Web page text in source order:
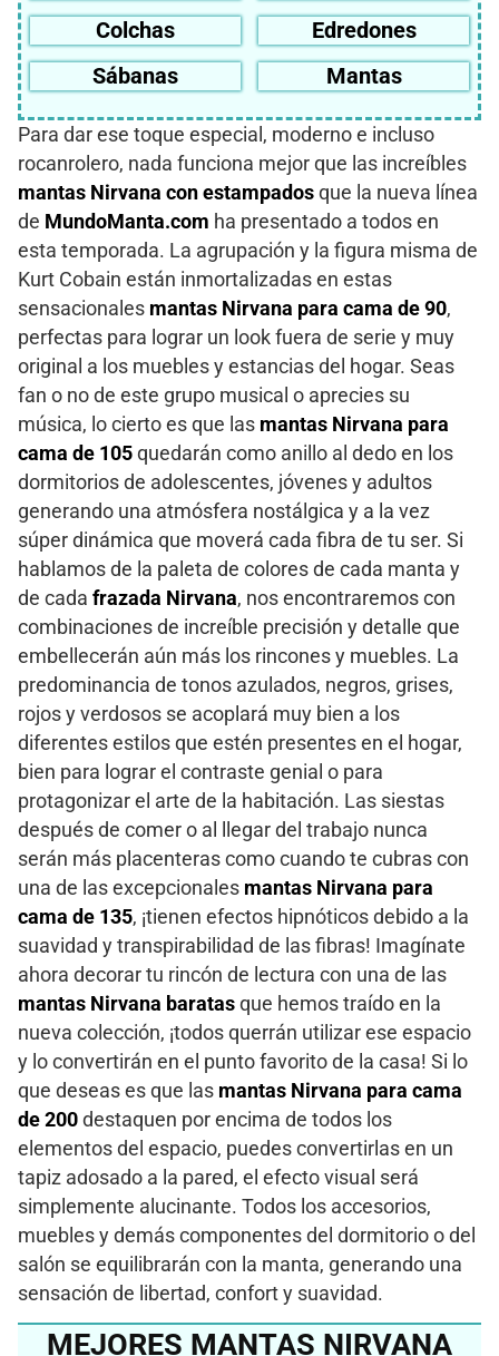
Colchas
Edredones
Sábanas
Mantas
Para dar ese toque especial, moderno e incluso
rocanrolero, nada funciona mejor que las increíbles
mantas Nirvana con estampados que la nueva línea
de MundoManta.com ha presentado a todos en
esta temporada. La agrupación y la figura misma de
Kurt Cobain están inmortalizadas en estas
sensacionales mantas Nirvana para cama de 90,
perfectas para lograr un look fuera de serie y muy
original a los muebles y estancias del hogar. Seas
fan o no de este grupo musical o aprecies su
música, lo cierto es que las mantas Nirvana para
cama de 105 quedarán como anillo al dedo en los
dormitorios de adolescentes, jóvenes y adultos
generando una atmósfera nostálgica y a la vez
súper dinámica que moverá cada fibra de tu ser. Si
hablamos de la paleta de colores de cada manta y
de cada frazada Nirvana, nos encontraremos con
combinaciones de increíble precisión y detalle que
embellecerán aún más los rincones y muebles. La
predominancia de tonos azulados, negros, grises,
rojos y verdosos se acoplará muy bien a los
diferentes estilos que estén presentes en el hogar,
bien para lograr el contraste genial o para
protagonizar el arte de la habitación. Las siestas
después de comer o al llegar del trabajo nunca
serán más placenteras como cuando te cubras con
una de las excepcionales mantas Nirvana para
cama de 135, ¡tienen efectos hipnóticos debido a la
suavidad y transpirabilidad de las fibras! Imagínate
ahora decorar tu rincón de lectura con una de las
mantas Nirvana baratas que hemos traído en la
nueva colección, ¡todos querrán utilizar ese espacio
y lo convertirán en el punto favorito de la casa! Si lo
que deseas es que las mantas Nirvana para cama
de 200 destaquen por encima de todos los
elementos del espacio, puedes convertirlas en un
tapiz adosado a la pared, el efecto visual será
simplemente alucinante. Todos los accesorios,
muebles y demás componentes del dormitorio o del
salón se equilibrarán con la manta, generando una
sensación de libertad, confort y suavidad.
MEJORES MANTAS NIRVANA